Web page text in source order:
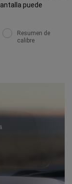
puede
Resumen de
calibre